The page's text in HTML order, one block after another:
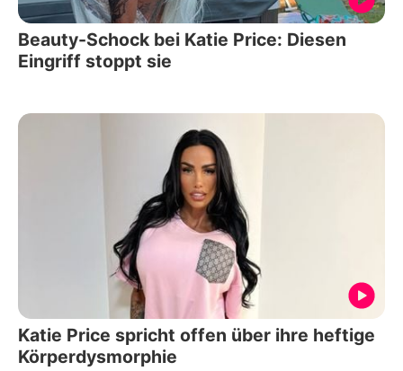
Beauty-Schock bei Katie Price: Diesen
Eingriff stoppt sie
Katie Price spricht offen über ihre heftige
Körperdysmorphie